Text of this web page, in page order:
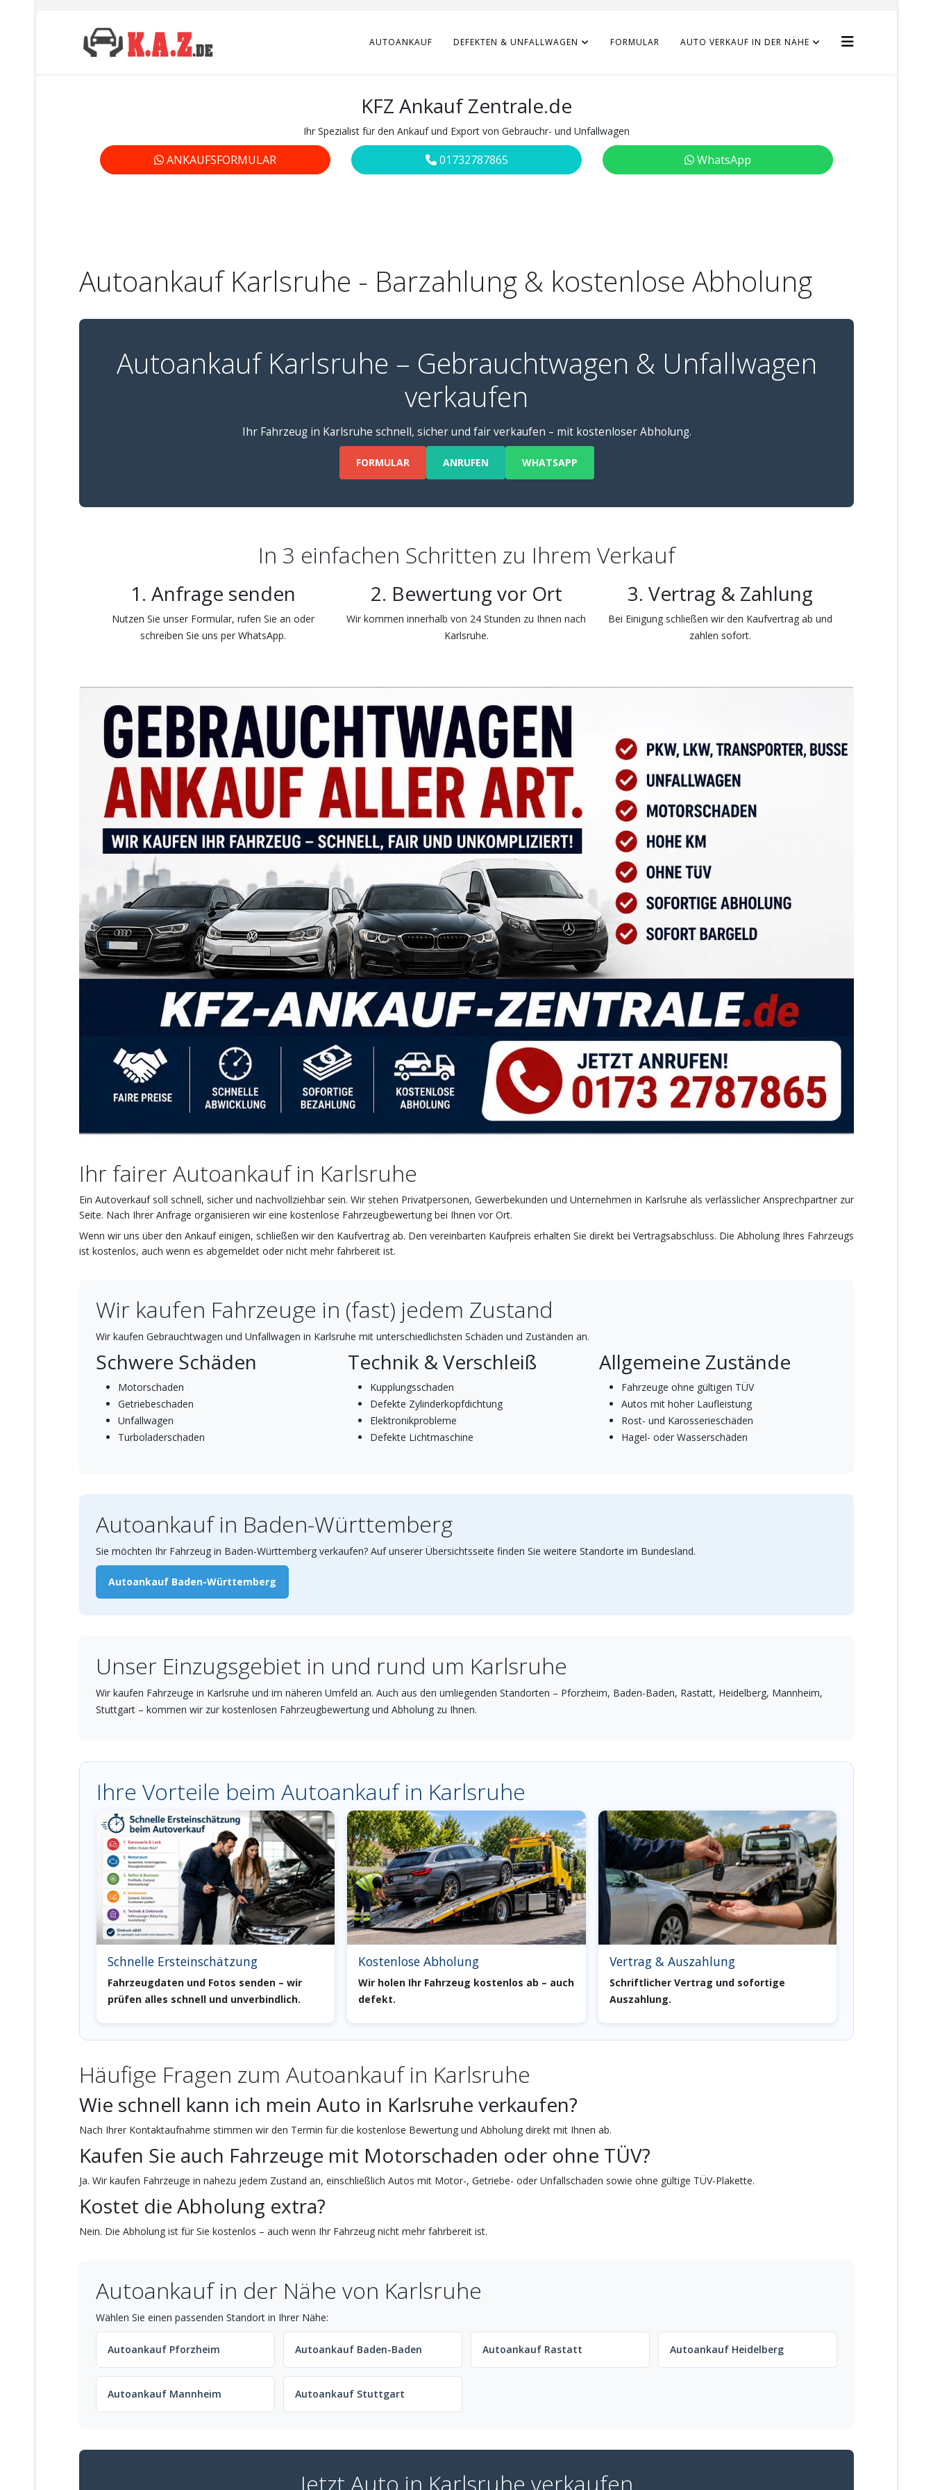
AUTOANKAUF DEFEKTEN & UNFALLWAGEN FORMULAR AUTO VERKAUF IN DER NÄHE
KFZ Ankauf Zentrale.de
Ihr Spezialist für den Ankauf und Export von Gebrauchr- und Unfallwagen
ANKAUFSFORMULAR 01732787865 WhatsApp
Autoankauf Karlsruhe - Barzahlung & kostenlose Abholung
Autoankauf Karlsruhe – Gebrauchtwagen & Unfallwagen
verkaufen
Ihr Fahrzeug in Karlsruhe schnell, sicher und fair verkaufen – mit kostenloser Abholung.
FORMULAR ANRUFEN WHATSAPP
In 3 einfachen Schritten zu Ihrem Verkauf
1. Anfrage senden
Nutzen Sie unser Formular, rufen Sie an oder
schreiben Sie uns per WhatsApp.
2. Bewertung vor Ort
Wir kommen innerhalb von 24 Stunden zu Ihnen nach
Karlsruhe.
3. Vertrag & Zahlung
Bei Einigung schließen wir den Kaufvertrag ab und
zahlen sofort.
Ihr fairer Autoankauf in Karlsruhe
Ein Autoverkauf soll schnell, sicher und nachvollziehbar sein. Wir stehen Privatpersonen, Gewerbekunden und Unternehmen in Karlsruhe als verlässlicher Ansprechpartner zur
Seite. Nach Ihrer Anfrage organisieren wir eine kostenlose Fahrzeugbewertung bei Ihnen vor Ort.
Wenn wir uns über den Ankauf einigen, schließen wir den Kaufvertrag ab. Den vereinbarten Kaufpreis erhalten Sie direkt bei Vertragsabschluss. Die Abholung Ihres Fahrzeugs
ist kostenlos, auch wenn es abgemeldet oder nicht mehr fahrbereit ist.
Wir kaufen Fahrzeuge in (fast) jedem Zustand
Wir kaufen Gebrauchtwagen und Unfallwagen in Karlsruhe mit unterschiedlichsten Schäden und Zuständen an.
Schwere Schäden
Motorschaden
Getriebeschaden
Unfallwagen
Turboladerschaden
Technik & Verschleiß
Kupplungsschaden
Defekte Zylinderkopfdichtung
Elektronikprobleme
Defekte Lichtmaschine
Allgemeine Zustände
Fahrzeuge ohne gültigen TÜV
Autos mit hoher Laufleistung
Rost- und Karosserieschäden
Hagel- oder Wasserschäden
Autoankauf in Baden-Württemberg
Sie möchten Ihr Fahrzeug in Baden-Württemberg verkaufen? Auf unserer Übersichtsseite finden Sie weitere Standorte im Bundesland.
Autoankauf Baden-Württemberg
Unser Einzugsgebiet in und rund um Karlsruhe
Wir kaufen Fahrzeuge in Karlsruhe und im näheren Umfeld an. Auch aus den umliegenden Standorten – Pforzheim, Baden-Baden, Rastatt, Heidelberg, Mannheim,
Stuttgart – kommen wir zur kostenlosen Fahrzeugbewertung und Abholung zu Ihnen.
Ihre Vorteile beim Autoankauf in Karlsruhe
Schnelle Ersteinschätzung
Fahrzeugdaten und Fotos senden – wir
prüfen alles schnell und unverbindlich.
Kostenlose Abholung
Wir holen Ihr Fahrzeug kostenlos ab – auch
defekt.
Vertrag & Auszahlung
Schriftlicher Vertrag und sofortige
Auszahlung.
Häufige Fragen zum Autoankauf in Karlsruhe
Wie schnell kann ich mein Auto in Karlsruhe verkaufen?
Nach Ihrer Kontaktaufnahme stimmen wir den Termin für die kostenlose Bewertung und Abholung direkt mit Ihnen ab.
Kaufen Sie auch Fahrzeuge mit Motorschaden oder ohne TÜV?
Ja. Wir kaufen Fahrzeuge in nahezu jedem Zustand an, einschließlich Autos mit Motor-, Getriebe- oder Unfallschaden sowie ohne gültige TÜV-Plakette.
Kostet die Abholung extra?
Nein. Die Abholung ist für Sie kostenlos – auch wenn Ihr Fahrzeug nicht mehr fahrbereit ist.
Autoankauf in der Nähe von Karlsruhe
Wählen Sie einen passenden Standort in Ihrer Nähe:
Autoankauf Pforzheim Autoankauf Baden-Baden Autoankauf Rastatt Autoankauf Heidelberg
Autoankauf Mannheim Autoankauf Stuttgart
Jetzt Auto in Karlsruhe verkaufen